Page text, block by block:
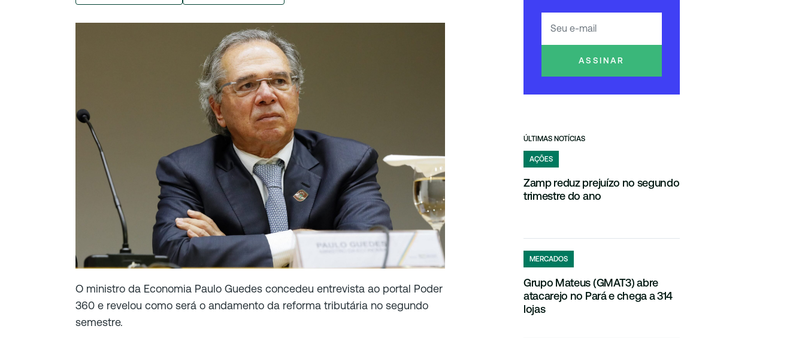
O ministro da Economia Paulo Guedes concedeu entrevista ao portal Poder
360 e revelou como será o andamento da reforma tributária no segundo
semestre.
ASSINAR
ÚLTIMAS NOTÍCIAS
AÇÕES
Zamp reduz prejuízo no segundo
trimestre do ano
MERCADOS
Grupo Mateus (GMAT3) abre
atacarejo no Pará e chega a 314
lojas